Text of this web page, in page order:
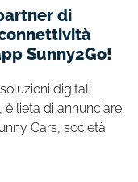
di
Sunny2Go!
digitali
è lieta di annunciare
Cars, società